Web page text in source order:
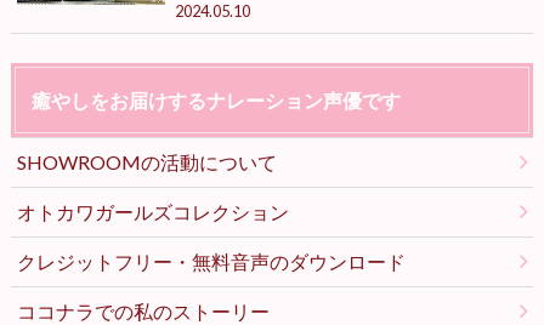
2024.05.10
癒やしをお届けするナレーション声優です
SHOWROOMの活動について
オトカワガールズコレクション
クレジットフリー・無料音声のダウンロード
ココナラでの私のストーリー